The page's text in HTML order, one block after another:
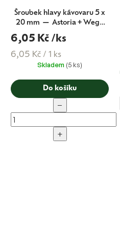
Šroubek hlavy kávovaru 5 x
20 mm — Astoria + Wega
+ Barista Attitude (CMA
originál)
6,05 Kč /ks
Měrná
6,05 Kč / 1 ks
Skladem (5 ks)
Do košíku
−
+